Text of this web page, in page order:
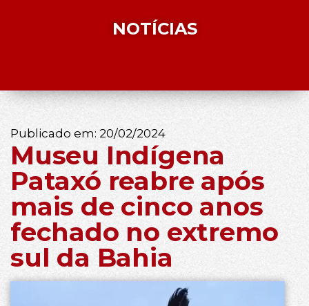
NOTÍCIAS
Publicado em: 20/02/2024
Museu Indígena
Pataxó reabre após
mais de cinco anos
fechado no extremo
sul da Bahia